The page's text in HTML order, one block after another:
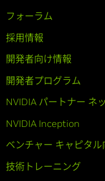
フォーラム
採用情報
開発者向け情報
開発者プログラム
NVIDIA パートナー ネ
NVIDIA Inception
ベンチャー キャピタル
技術トレーニング